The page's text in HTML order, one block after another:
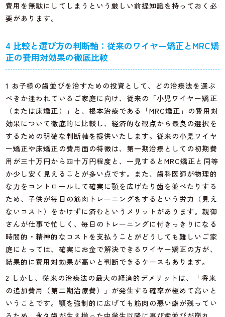
費用を無駄にしてしまうという厳しい前提知識を持っておく必
要があります。
4 比較と選び方の判断軸：従来のワイヤー矯正とMRC矯
正の費用対効果の徹底比較
1 お子様の歯並びを治すための投資として、どの治療法を選ぶ
べきか迷われているご家庭に向け、従来の「小児ワイヤー矯正
（または床矯正）」と、根本治療である「MRC矯正」の費用対
効果について徹底的に比較し、経済的な観点から最良の選択を
するための明確な判断軸を提供いたします。従来の小児ワイヤ
ー矯正や床矯正の費用面の特徴は、第一期治療としての初期費
用が三十万円から四十万円程度と、一見するとMRC矯正と同等
か少し安く見えることが多い点です。また、歯科医師が物理的
な力をコントロールして確実に顎を広げたり歯を並べたりする
ため、子供が毎日の筋肉トレーニングをするという労力（見え
ないコスト）をかけずに済むというメリットがあります。親御
さんが仕事で忙しく、毎日のトレーニングに付きっきりになる
時間的・精神的なコストを支払うことがどうしても難しいご家
庭にとっては、確実にお金で解決できるワイヤー矯正の方が、
結果的に費用対効果が高いと判断できるケースもあります。
2 しかし、従来の治療法の最大の経済的デメリットは、「将来
の追加費用（第二期治療費）」が発生する確率が極めて高いと
いうことです。顎を強制的に広げても筋肉の悪い癖が残ってい